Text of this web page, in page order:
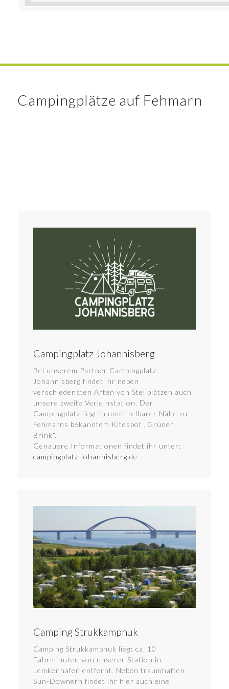
Campingplätze auf Fehmarn
Campingplatz Johannisberg
Bei unserem Partner Campingplatz
Johannisberg findet ihr neben
verschiedensten Arten von Stellplätzen auch
unsere zweite Verleihstation. Der
Campingplatz liegt in unmittelbarer Nähe zu
Fehmarns bekanntem Kitespot „Grüner
Brink“.
Genauere Informationen findet ihr unter:
campingplatz-johannisberg.de
Camping Strukkamphuk
Camping Strukkamphuk liegt ca. 10
Fahrminuten von unserer Station in
Lemkenhafen entfernt. Neben traumhaften
Sun-Downern findet ihr hier auch eine